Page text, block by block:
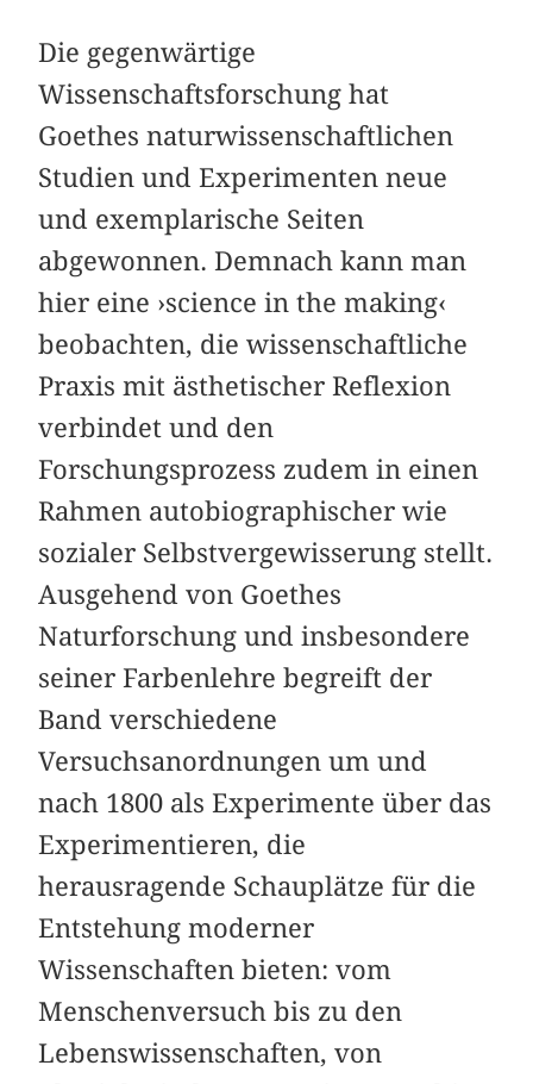
Die gegenwärtige
Wissenschaftsforschung hat
Goethes naturwissenschaftlichen
Studien und Experimenten neue
und exemplarische Seiten
abgewonnen. Demnach kann man
hier eine ›science in the making‹
beobachten, die wissenschaftliche
Praxis mit ästhetischer Reflexion
verbindet und den
Forschungsprozess zudem in einen
Rahmen autobiographischer wie
sozialer Selbstvergewisserung stellt.
Ausgehend von Goethes
Naturforschung und insbesondere
seiner Farbenlehre begreift der
Band verschiedene
Versuchsanordnungen um und
nach 1800 als Experimente über das
Experimentieren, die
herausragende Schauplätze für die
Entstehung moderner
Wissenschaften bieten: vom
Menschenversuch bis zu den
Lebenswissenschaften, von